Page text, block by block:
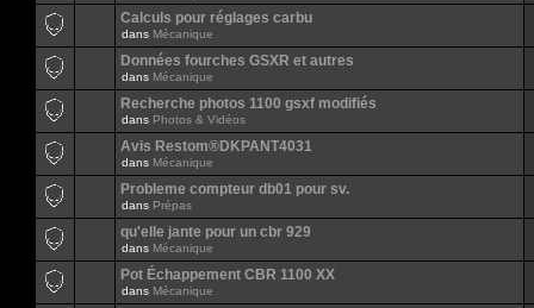
Calculs pour réglages carbu
dans Mécanique
Données fourches GSXR et autres
dans Mécanique
Recherche photos 1100 gsxf modifiés
dans Photos & Vidéos
Avis Restom®DKPANT4031
dans Mécanique
Probleme compteur db01 pour sv.
dans Prépas
qu'elle jante pour un cbr 929
dans Mécanique
Pot Échappement CBR 1100 XX
dans Mécanique